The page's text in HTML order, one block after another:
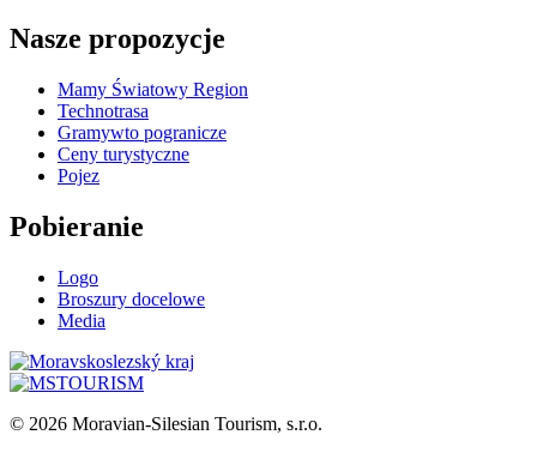
Nasze propozycje
Mamy Światowy Region
Technotrasa
Gramywto pogranicze
Ceny turystyczne
Pojez
Pobieranie
Logo
Broszury docelowe
Media
© 2026 Moravian-Silesian Tourism, s.r.o.